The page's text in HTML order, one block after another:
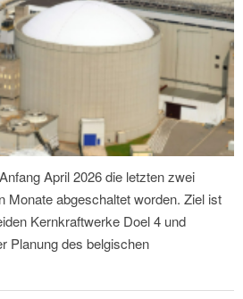
April 2026 die letzten zwei
Monate abgeschaltet worden. Ziel ist
Kernkraftwerke Doel 4 und
Planung des belgischen